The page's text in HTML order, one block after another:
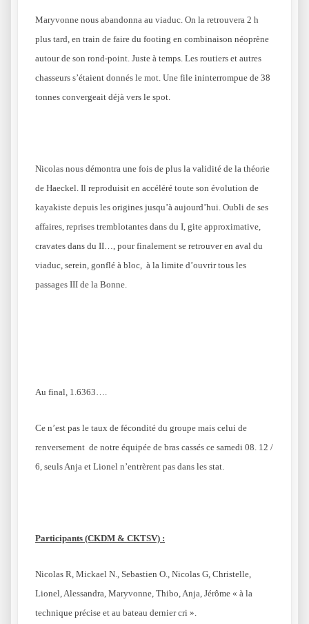
Maryvonne nous abandonna au viaduc. On la retrouvera 2 h
plus tard, en train de faire du footing en combinaison néoprène
autour de son rond-point. Juste à temps. Les routiers et autres
chasseurs s’étaient donnés le mot. Une file ininterrompue de 38
tonnes convergeait déjà vers le spot.
Nicolas nous démontra une fois de plus la validité de la théorie
de Haeckel. Il reproduisit en accéléré toute son évolution de
kayakiste depuis les origines jusqu’à aujourd’hui. Oubli de ses
affaires, reprises tremblotantes dans du I, gite approximative,
cravates dans du II…, pour finalement se retrouver en aval du
viaduc, serein, gonflé à bloc, à la limite d’ouvrir tous les
passages III de la Bonne.
Au final, 1.6363….
Ce n’est pas le taux de fécondité du groupe mais celui de
renversement de notre équipée de bras cassés ce samedi 08. 12 /
6, seuls Anja et Lionel n’entrèrent pas dans les stat.
Participants (CKDM & CKTSV) :
Nicolas R, Mickael N., Sebastien O., Nicolas G, Christelle,
Lionel, Alessandra, Maryvonne, Thibo, Anja, Jérôme « à la
technique précise et au bateau dernier cri ».